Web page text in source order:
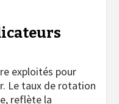
exploités pour
Le taux de rotation
reflète la